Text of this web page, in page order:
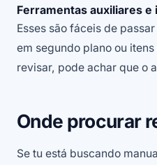
Ferramentas auxiliares e
Esses são fáceis de
em segundo plano ou
revisar, pode achar que o
Onde procurar
Se tu está buscando